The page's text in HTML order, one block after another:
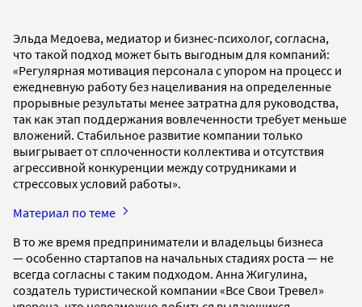
Эльда Медоева, медиатор и бизнес-психолог, согласна,
что такой подход может быть выгодным для компаний:
«Регулярная мотивация персонала с упором на процесс и
ежедневную работу без нацеливания на определенные
прорывные результаты менее затратна для руководства,
так как этап поддержания вовлеченности требует меньше
вложений. Стабильное развитие компании только
выигрывает от сплоченности коллектива и отсутствия
агрессивной конкуренции между сотрудниками и
стрессовых условий работы».
Материал по теме
В то же время предприниматели и владельцы бизнеса
— особенно стартапов на начальных стадиях роста — не
всегда согласны с таким подходом. Анна Жигулина,
создатель туристической компании «Все Свои Тревел»